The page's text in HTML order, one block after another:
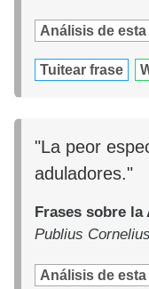
Análisis de
Tuitear frase
"La peor
aduladores."
Frases sobre la
Publius
Análisis de